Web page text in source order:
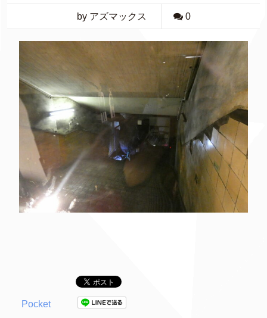
by アズマックス 0
Pocket